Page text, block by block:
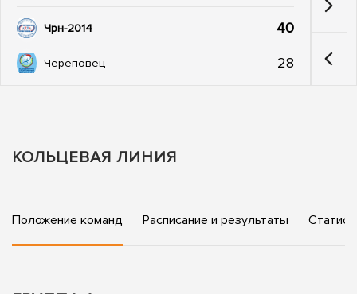
Чрн-2014 40
Череповец 28
КОЛЬЦЕВАЯ ЛИНИЯ
Положение команд Расписание и результаты